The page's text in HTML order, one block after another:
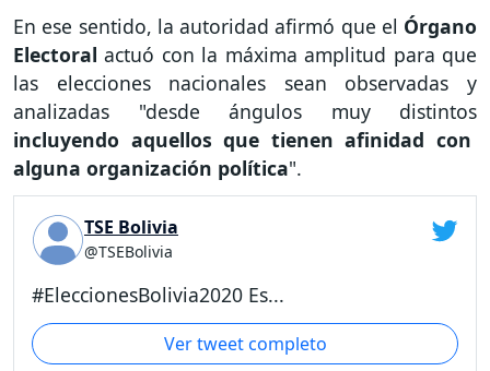
En ese sentido, la autoridad afirmó que el Órgano
Electoralactuó con la máxima amplitud para que
las elecciones nacionales sean observadas y
analizadas "desde ángulos muy distintos
incluyendo aquellos que tienen afinidad con
alguna organización política".
TSE Bolivia
@TSEBolivia
#EleccionesBolivia2020 Es...
Ver tweet completo